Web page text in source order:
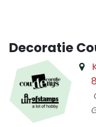
Decoratie